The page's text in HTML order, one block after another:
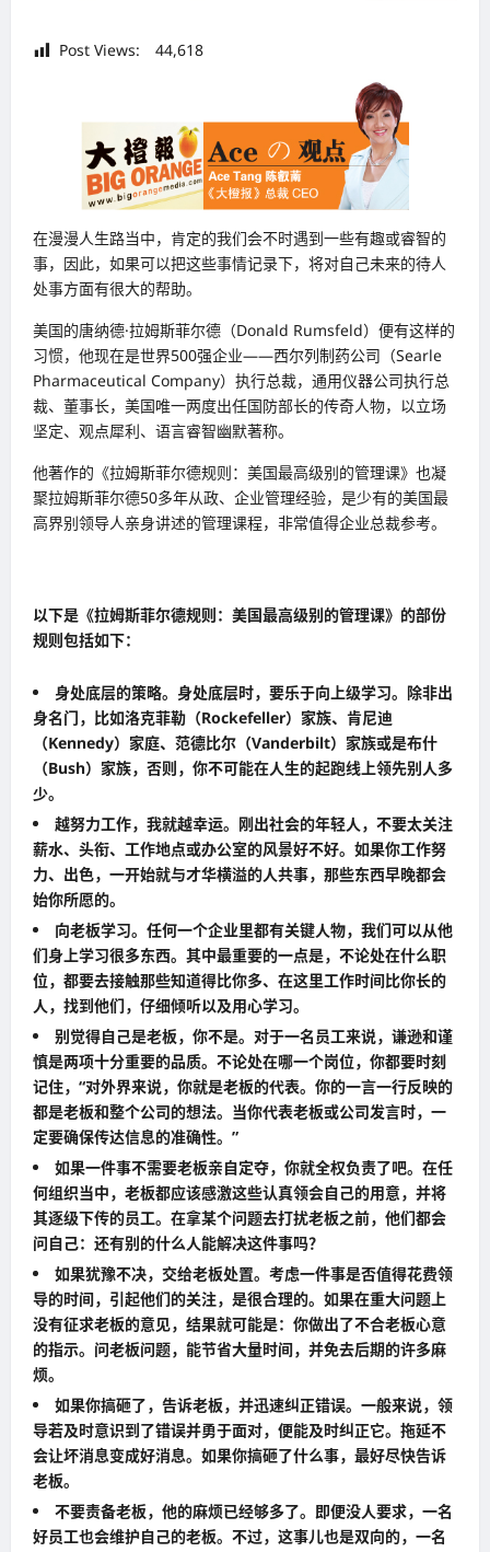
Post Views: 44,618
在漫漫人生路当中，肯定的我们会不时遇到一些有趣或睿智的
事，因此，如果可以把这些事情记录下，将对自己未来的待人
处事方面有很大的帮助。
美国的唐纳德·拉姆斯菲尔德（Donald Rumsfeld）便有这样的
习惯，他现在是世界500强企业——西尔列制药公司（Searle
Pharmaceutical Company）执行总裁，通用仪器公司执行总
裁、董事长，美国唯一两度出任国防部长的传奇人物，以立场
坚定、观点犀利、语言睿智幽默著称。
他著作的《拉姆斯菲尔德规则：美国最高级别的管理课》也凝
聚拉姆斯菲尔德50多年从政、企业管理经验，是少有的美国最
高界别领导人亲身讲述的管理课程，非常值得企业总裁参考。
以下是《拉姆斯菲尔德规则：美国最高级别的管理课》的部份
规则包括如下：
身处底层的策略。身处底层时，要乐于向上级学习。除非出
身名门，比如洛克菲勒（Rockefeller）家族、肯尼迪
（Kennedy）家庭、范德比尔（Vanderbilt）家族或是布什
（Bush）家族，否则，你不可能在人生的起跑线上领先别人多
少。
越努力工作，我就越幸运。刚出社会的年轻人，不要太关注
薪水、头衔、工作地点或办公室的风景好不好。如果你工作努
力、出色，一开始就与才华横溢的人共事，那些东西早晚都会
始你所愿的。
向老板学习。任何一个企业里都有关键人物，我们可以从他
们身上学习很多东西。其中最重要的一点是，不论处在什么职
位，都要去接触那些知道得比你多、在这里工作时间比你长的
人，找到他们，仔细倾听以及用心学习。
别觉得自己是老板，你不是。对于一名员工来说，谦逊和谨
慎是两项十分重要的品质。不论处在哪一个岗位，你都要时刻
记住，“对外界来说，你就是老板的代表。你的一言一行反映的
都是老板和整个公司的想法。当你代表老板或公司发言时，一
定要确保传达信息的准确性。”
如果一件事不需要老板亲自定夺，你就全权负责了吧。在任
何组织当中，老板都应该感激这些认真领会自己的用意，并将
其逐级下传的员工。在拿某个问题去打扰老板之前，他们都会
问自己：还有别的什么人能解决这件事吗？
如果犹豫不决，交给老板处置。考虑一件事是否值得花费领
导的时间，引起他们的关注，是很合理的。如果在重大问题上
没有征求老板的意见，结果就可能是：你做出了不合老板心意
的指示。问老板问题，能节省大量时间，并免去后期的许多麻
烦。
如果你搞砸了，告诉老板，并迅速纠正错误。一般来说，领
导若及时意识到了错误并勇于面对，便能及时纠正它。拖延不
会让坏消息变成好消息。如果你搞砸了什么事，最好尽快告诉
老板。
不要责备老板，他的麻烦已经够多了。即便没人要求，一名
好员工也会维护自己的老板。不过，这事儿也是双向的，一名